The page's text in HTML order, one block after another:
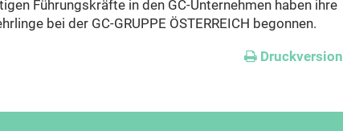
Führungskräfte in den GC-Unternehmen haben ihre
bei der GC-GRUPPE ÖSTERREICH begonnen.
Druckversion